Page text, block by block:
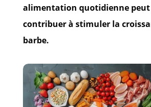
alimentation quotidienne peut
contribuer à stimuler la
barbe.